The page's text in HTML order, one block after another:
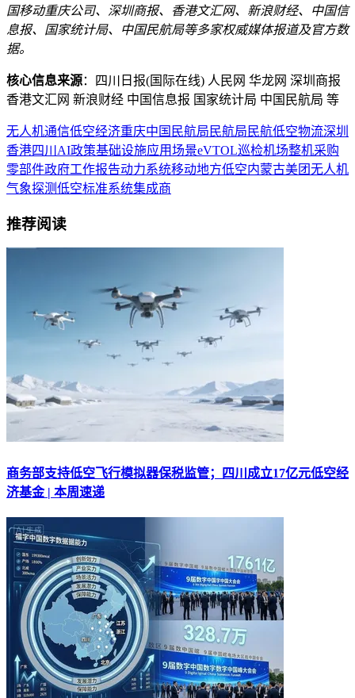
国移动重庆公司、深圳商报、香港文汇网、新浪财经、中国信
息报、国家统计局、中国民航局等多家权威媒体报道及官方数
据。
核心信息来源：四川日报(国际在线) 人民网 华龙网 深圳商报
香港文汇网 新浪财经 中国信息报 国家统计局 中国民航局 等
无人机通信低空经济重庆中国民航局 民航局 民航低空物流深圳
香港四川 AI政策基础设施应用场景eVTOL巡检机场整机采购
零部件政府工作报告动力系统移动地方低空内蒙古美团无人机
气象探测低空标准系统集成商
推荐阅读
商务部支持低空飞行模拟器保税监管；四川成立17亿元低空经
济基金 | 本周速递